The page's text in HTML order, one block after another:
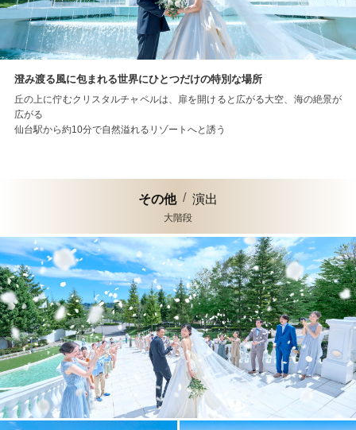
澄み渡る風に包まれる世界にひとつだけの特別な場所
丘の上に佇むクリスタルチャペルは、扉を開けると広がる大空、海の絶景が
広がる
仙台駅から約10分で自然溢れるリゾートへと誘う
その他 演出
大階段